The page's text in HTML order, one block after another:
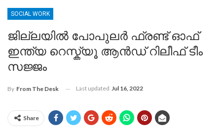
SOCIAL WORK
ജില്ലയിൽ പോപുലർ ഫ്രണ്ട് ഓഫ്
ഇന്ത്യ റെസ്ക്യൂ ആൻഡ് റിലീഫ് ടീം
സജ്ജം
By From The Desk Last updated Jul 16, 2022
Share